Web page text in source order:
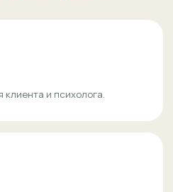
и психолога.